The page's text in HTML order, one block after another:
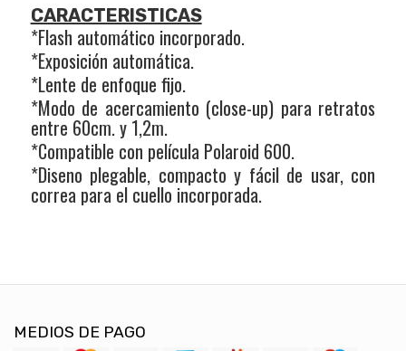
CARACTERISTICAS
*Flash automático incorporado.
*Exposición automática.
*Lente de enfoque fijo.
*Modo de acercamiento (close-up) para retratos
entre 60cm. y 1,2m.
*Compatible con película Polaroid 600.
*Diseno plegable, compacto y fácil de usar, con
correa para el cuello incorporada.
MEDIOS DE PAGO